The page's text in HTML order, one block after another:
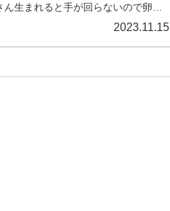
生まれると手が回らないので卵を
2023.11.15